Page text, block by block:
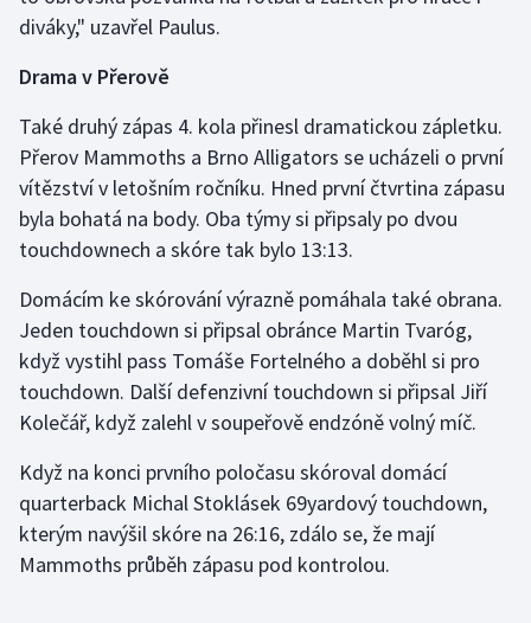
diváky," uzavřel Paulus.
Drama v Přerově
Také druhý zápas 4. kola přinesl dramatickou zápletku.
Přerov Mammoths a Brno Alligators se ucházeli o první
vítězství v letošním ročníku. Hned první čtvrtina zápasu
byla bohatá na body. Oba týmy si připsaly po dvou
touchdownech a skóre tak bylo 13:13.
Domácím ke skórování výrazně pomáhala také obrana.
Jeden touchdown si připsal obránce Martin Tvaróg,
když vystihl pass Tomáše Fortelného a doběhl si pro
touchdown. Další defenzivní touchdown si připsal Jiří
Kolečář, když zalehl v soupeřově endzóně volný míč.
Když na konci prvního poločasu skóroval domácí
quarterback Michal Stoklásek 69yardový touchdown,
kterým navýšil skóre na 26:16, zdálo se, že mají
Mammoths průběh zápasu pod kontrolou.